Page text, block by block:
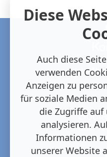
BSD
Diese
Auch diese
verwenden
Anzeigen zu
für soziale Medien
die Zugriffe auf
analysieren.
Informationen
unserer Website